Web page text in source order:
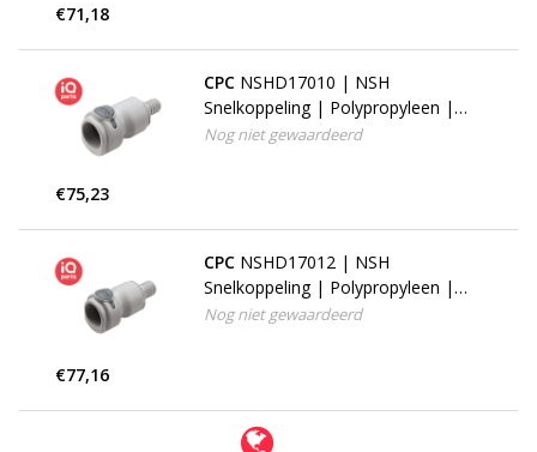
€71,18
CPC NSHD17010 | NSH
Snelkoppeling | Polypropyleen |
15,9 mm Slangpilaar
Nog niet gewaardeerd
€75,23
CPC NSHD17012 | NSH
Snelkoppeling | Polypropyleen |
19,0 mm Slangpilaar
Nog niet gewaardeerd
€77,16